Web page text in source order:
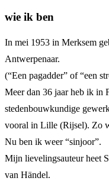
wie ik ben
In mei 1953 in Merksem
Antwerpenaar.
(“Een pagadder” of “een
Meer dan 36 jaar heb ik in
stedenbouwkundige
vooral in Lille (Rijsel). Zo
Nu ben ik weer “sinjoor”.
Mijn lievelingsauteur heet
van Händel.